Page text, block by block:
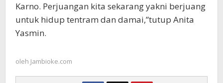
Karno. Perjuangan kita sekarang yakni berjuang
untuk hidup tentram dan damai,”tutup Anita
Yasmin.
oleh Jambioke.com